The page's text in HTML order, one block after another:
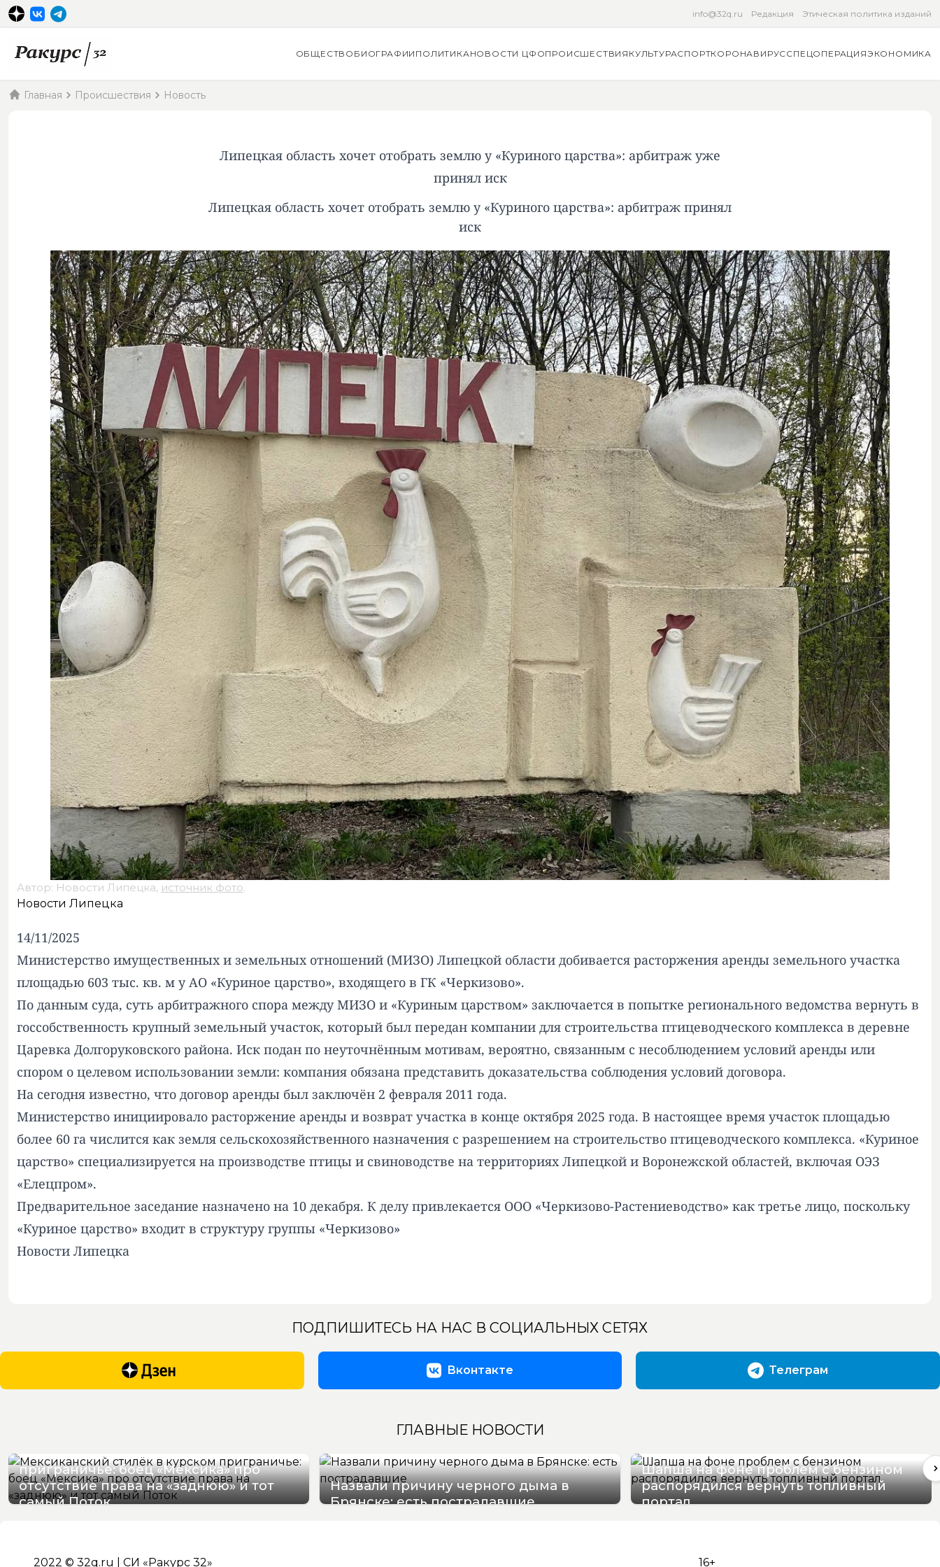
info@32q.ru Редакция Этическая политика изданий
ОБЩЕСТВО БИОГРАФИИ ПОЛИТИКАНОВОСТИ ЦФОПРОИСШЕСТВИЯ КУЛЬТУРАСПОРТКОРОНАВИРУССПЕЦОПЕРАЦИЯЭКОНОМИКА
Главная Происшествия Новость
Липецкая область хочет отобрать землю у «Куриного царства»: арбитраж уже
принял иск
Липецкая область хочет отобрать землю у «Куриного царства»: арбитраж принял
иск
Автор: Новости Липецка, источник фото.
Новости Липецка
14/11/2025
Министерство имущественных и земельных отношений (МИЗО) Липецкой области добивается расторжения аренды земельного участка
площадью 603 тыс. кв. м у АО «Куриное царство», входящего в ГК «Черкизово».
По данным суда, суть арбитражного спора между МИЗО и «Куриным царством» заключается в попытке регионального ведомства вернуть в
госсобственность крупный земельный участок, который был передан компании для строительства птицеводческого комплекса в деревне
Царевка Долгоруковского района. Иск подан по неуточнённым мотивам, вероятно, связанным с несоблюдением условий аренды или
спором о целевом использовании земли: компания обязана представить доказательства соблюдения условий договора.
На сегодня известно, что договор аренды был заключён 2 февраля 2011 года.
Министерство инициировало расторжение аренды и возврат участка в конце октября 2025 года. В настоящее время участок площадью
более 60 га числится как земля сельскохозяйственного назначения с разрешением на строительство птицеводческого комплекса. «Куриное
царство» специализируется на производстве птицы и свиноводстве на территориях Липецкой и Воронежской областей, включая ОЭЗ
«Елецпром».
Предварительное заседание назначено на 10 декабря. К делу привлекается ООО «Черкизово-Растениеводство» как третье лицо, поскольку
«Куриное царство» входит в структуру группы «Черкизово»
Новости Липецка
ПОДПИШИТЕСЬ НА НАС В СОЦИАЛЬНЫХ СЕТЯХ
Вконтакте Телеграм
ГЛАВНЫЕ НОВОСТИ
Мексиканский стилёк в курском
приграничье: боец «Мексика» про
отсутствие права на «заднюю» и тот
самый Поток
Назвали причину черного дыма в
Брянске: есть пострадавшие
Шапша на фоне проблем с бензином
распорядился вернуть топливный
портал
2022 © 32q.ru | СИ «Ракурс 32» 16+